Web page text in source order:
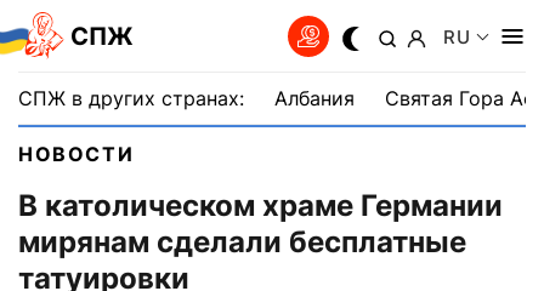
СПЖ RU
СПЖ в других странах: Албания Святая Гора
НОВОСТИ
В католическом храме Германии
мирянам сделали бесплатные
татуировки